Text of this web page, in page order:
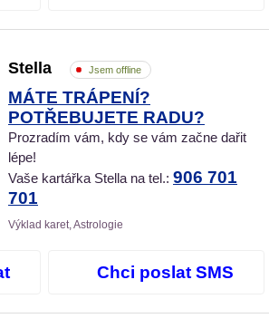
Stella Jsem offline
MÁTE TRÁPENÍ?
POTŘEBUJETE RADU?
Prozradím vám, kdy se vám začne dařit
lépe!
Vaše kartářka Stella na tel.: 906 701
701
Výklad karet, Astrologie
Chci poslat SMS